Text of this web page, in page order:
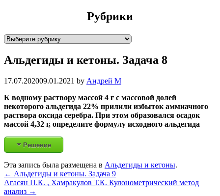
Рубрики
Р
б
и
и
Альдегиды и кетоны. Задача 8
17.07.202009.01.2021 by Андрей М
К водному раствору массой 4 г с массовой долей
некоторого альдегида 22% прилили избыток аммиачного
раствора оксида серебра. При этом образовался осадок
массой 4,32 г, определите формулу исходного альдегида
Решение
Эта запись была размещена в Альдегиды и кетоны.
Post
navigation
← Альдегиды и кетоны. Задача 9
Агасян П.К. , Хамракулов Т.К. Кулонометрический метод
анализ →